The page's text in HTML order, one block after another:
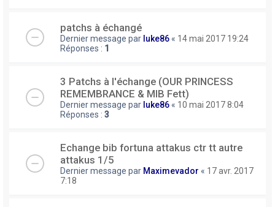
patchs à échangé
Dernier message par luke86 « 14 mai 2017 19:24
Réponses : 1
3 Patchs à l'échange (OUR PRINCESS
REMEMBRANCE & MIB Fett)
Dernier message par luke86 « 10 mai 2017 8:04
Réponses : 3
Echange bib fortuna attakus ctr tt autre
attakus 1/5
Dernier message par Maximevador « 17 avr. 2017
7:18